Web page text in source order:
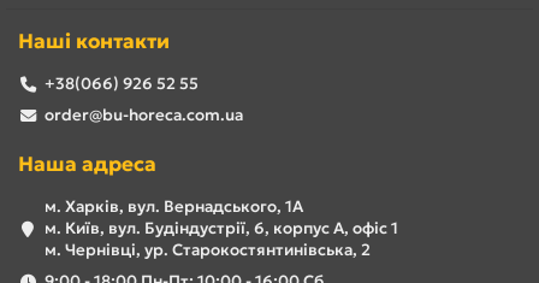
Наші контакти
+38(066) 926 52 55
order@bu-horeca.com.ua
Наша адреса
м. Харків, вул. Вернадського, 1А
м. Київ, вул. Будіндустрії, 6, корпус А, офіс 1
м. Чернівці, ур. Старокостянтинівська, 2